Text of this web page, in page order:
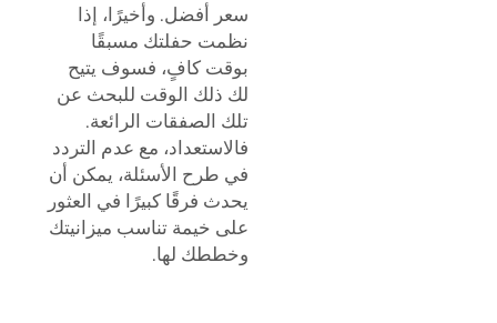
سعر أفضل. وأخيرًا، إذا
نظمت حفلتك مسبقًا
بوقت كافٍ، فسوف يتيح
لك ذلك الوقت للبحث عن
تلك الصفقات الرائعة.
فالاستعداد، مع عدم التردد
في طرح الأسئلة، يمكن أن
يحدث فرقًا كبيرًا في العثور
على خيمة تناسب ميزانيتك
وخططك لها.